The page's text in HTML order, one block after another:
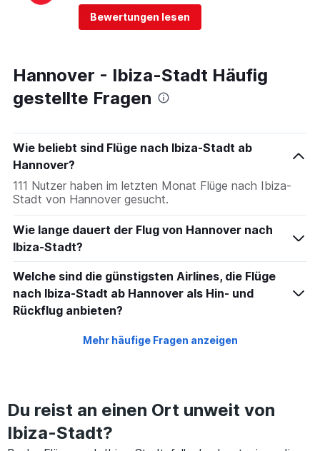
Bewertungen lesen
Hannover - Ibiza-Stadt Häufig
gestellte Fragen
Wie beliebt sind Flüge nach Ibiza-Stadt ab
Hannover?
111 Nutzer haben im letzten Monat Flüge nach Ibiza-
Stadt von Hannover gesucht.
Wie lange dauert der Flug von Hannover nach
Ibiza-Stadt?
Welche sind die günstigsten Airlines, die Flüge
nach Ibiza-Stadt ab Hannover als Hin- und
Rückflug anbieten?
Mehr häufige Fragen anzeigen
Du reist an einen Ort unweit von
Ibiza-Stadt?